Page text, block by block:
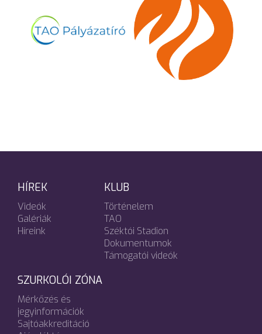
HÍREK
Videók
Galériák
Híreink
KLUB
Történelem
TAO
Széktói Stadion
Dokumentumok
Támogatói videók
SZURKOLÓI ZÓNA
Mérkőzés és
jegyinformációk
Sajtóakkreditáció